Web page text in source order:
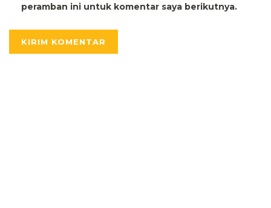
peramban ini untuk komentar saya berikutnya.